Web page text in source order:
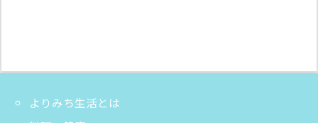
よりみち生活とは